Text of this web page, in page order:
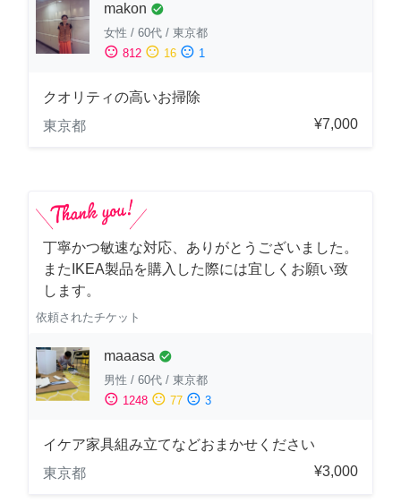
makon check_circle
女性 / 60代 / 東京都
sentiment_satisfied 812 sentiment_neutral 16 sentiment_dissatisfied 1
クオリティの高いお掃除
東京都
¥7,000
丁寧かつ敏速な対応、ありがとうございました。
またIKEA製品を購入した際には宜しくお願い致
します。
依頼されたチケット
maaasa check_circle
男性 / 60代 / 東京都
sentiment_satisfied 1248 sentiment_neutral 77 sentiment_dissatisfied 3
イケア家具組み立てなどおまかせください
東京都
¥3,000